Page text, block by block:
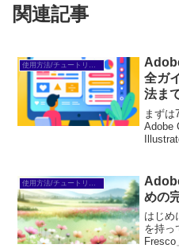
関連記事
全ガ
法ま
まずは
Adobe
→※...
めの
はじめ
を持っ